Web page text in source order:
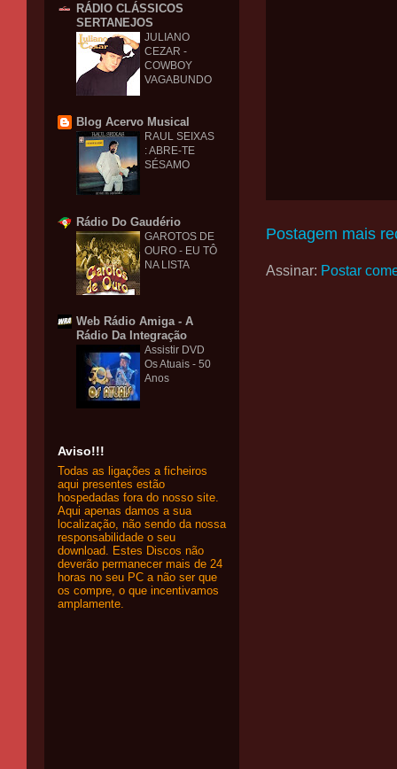
Postagem mais
Assinar: Postar
RÁDIO CLÁSSICOS
SERTANEJOS
JULIANO
CEZAR -
COWBOY
VAGABUNDO
Blog Acervo Musical
RAUL SEIXAS
: ABRE-TE
SÉSAMO
Rádio Do Gaudério
GAROTOS DE
OURO - EU TÔ
NA LISTA
Web Rádio Amiga - A
Rádio Da Integração
Assistir DVD
Os Atuais - 50
Anos
Aviso!!!
Todas as ligações a ficheiros
aqui presentes estão
hospedadas fora do nosso site.
Aqui apenas damos a sua
localização, não sendo da nossa
responsabilidade o seu
download. Estes Discos não
deverão permanecer mais de 24
horas no seu PC a não ser que
os compre, o que incentivamos
amplamente.